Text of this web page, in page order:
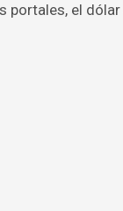
portales, el